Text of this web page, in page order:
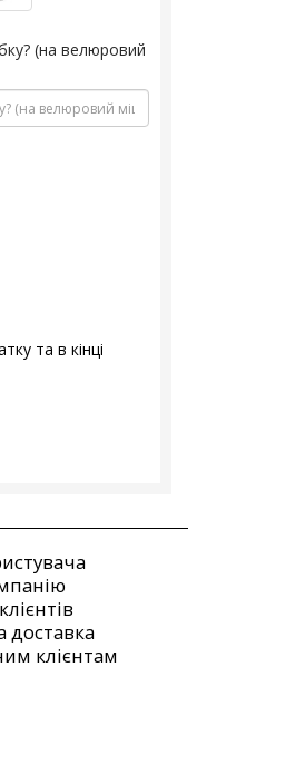
(на велюровий
та в кінці
доставка
клієнтам